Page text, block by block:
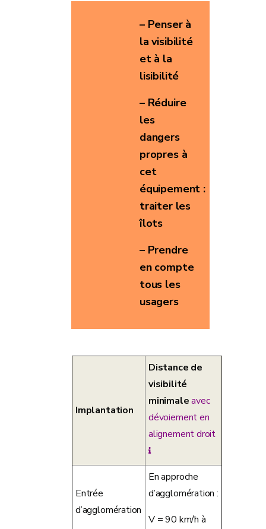
– Penser à
la visibilité
et à la
lisibilité
– Réduire
les
dangers
propres à
cet
équipement :
traiter les
îlots
– Prendre
en compte
tous les
usagers
Implantation
Distance de
visibilité
minimaleavec
dévoiement en
alignement droit
Entrée
d’agglomération
En approche
d’agglomération :
V = 90 km/h à